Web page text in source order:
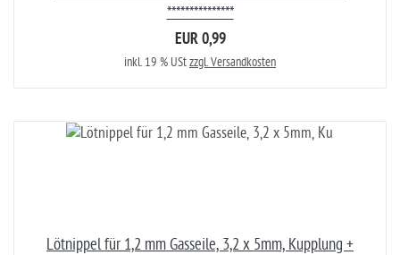
***************
EUR 0,99
inkl. 19 % UStzzgl. Versandkosten
Lötnippel für 1,2 mm Gasseile, 3,2 x 5mm, Kupplung +